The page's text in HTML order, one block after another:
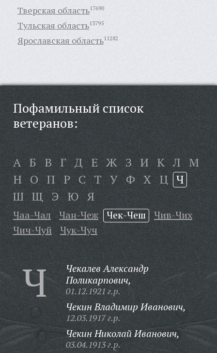
Тверская область17690
Тульская область13795
Ярославская область11282
Пофамильный список
ветеранов:
А Б В Г Д Е Ж З И К Л М
Н О П Р С Т У Ф Х Ц Ч
Ш Щ Э Ю Я
Чаа-Чал Чан-Чеж Чек-Чеш
Чив-Чих
Чич-Чуй
Чук-Чуч
Ч
Чекалев Александр
Поликарпович,
01.12.1921 г.р.
Чекин Владимир Иванович,
12.03.1917 г.р.
Чекин Николай Иванович,
03.04.1913 г.р.